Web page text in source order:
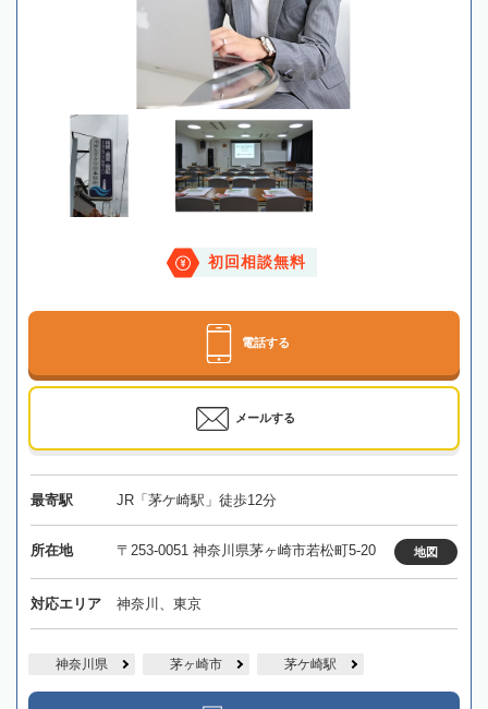
初回相談無料
電話する
メールする
最寄駅 JR「茅ケ崎駅」徒歩12分
所在地 〒253-0051 神奈川県茅ヶ崎市若松町5-20 地図
対応エリア 神奈川、東京
神奈川県 茅ヶ崎市 茅ケ崎駅